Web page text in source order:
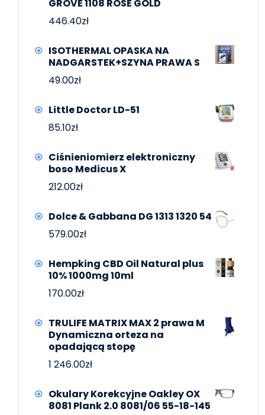
GROVE 1108 ROSE GOLD
446.40zł
ISOTHERMAL OPASKA NA
NADGARSTEK+SZYNA PRAWA S
49.00zł
Little Doctor LD-51
85.10zł
Ciśnieniomierz elektroniczny
boso Medicus X
212.00zł
Dolce & Gabbana DG 1313 1320 54
579.00zł
Hempking CBD Oil Natural plus
10% 1000mg 10ml
170.00zł
TRULIFE MATRIX MAX 2 prawa M
Dynamiczna orteza na
opadającą stopę
1 246.00zł
Okulary Korekcyjne Oakley OX
8081 Plank 2.0 8081/06 55-18-145